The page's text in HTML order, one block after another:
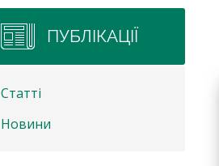
ПУБЛІКАЦІЇ
Статті
Новини